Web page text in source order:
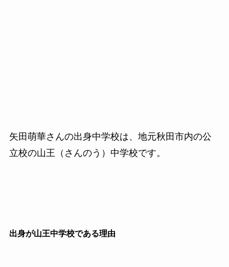
矢田萌華さんの出身中学校は、地元秋田市内の公
立校の山王（さんのう）中学校です。
出身が山王中学校である理由